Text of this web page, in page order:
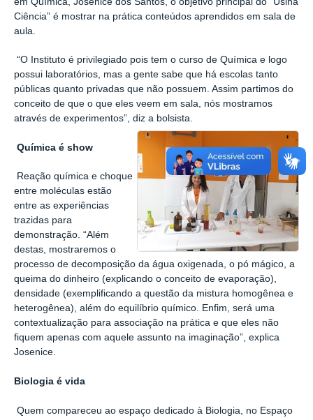
Ciência” é mostrar na prática conteúdos aprendidos em sala de
aula.
“O Instituto é privilegiado pois tem o curso de Química e logo
possui laboratórios, mas a gente sabe que há escolas tanto
públicas quanto privadas que não possuem. Assim partimos do
conceito de que o que eles veem em sala, nós mostramos
através de experimentos”, diz a bolsista.
Química é show
Reação química e choque
entre moléculas estão
entre as experiências
trazidas para
demonstração. “Além
destas, mostraremos o
processo de decomposição da água oxigenada, o pó mágico, a
queima do dinheiro (explicando o conceito de evaporação),
densidade (exemplificando a questão da mistura homogênea e
heterogênea), além do equilíbrio químico. Enfim, será uma
contextualização para associação na prática e que eles não
fiquem apenas com aquele assunto na imaginação”, explica
Josenice.
Biologia é vida
Quem compareceu ao espaço dedicado à Biologia, no Espaço